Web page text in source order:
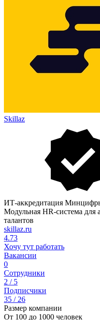
Skillaz
ИТ-аккредитация
Модульная HR-система для
талантов
skillaz.ru
4.73
Хочу тут работать
Вакансии
0
Сотрудники
2 / 5
Подписчики
35 / 26
Размер компании
От 100 до 1000 человек